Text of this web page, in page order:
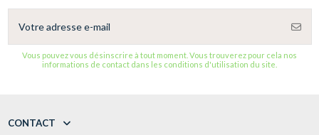
Vous pouvez vous désinscrire à tout moment. Vous trouverez pour cela nos
informations de contact dans les conditions d'utilisation du site.
CONTACT